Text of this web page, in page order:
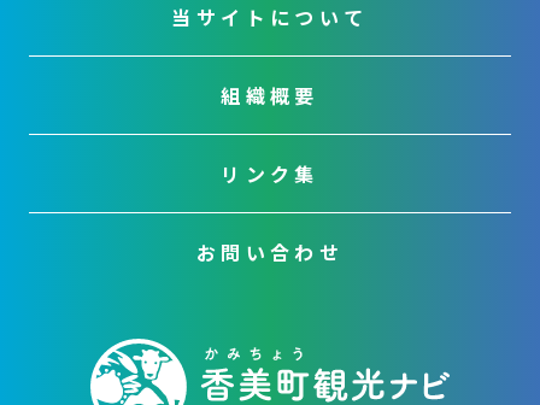
当サイトについて
組織概要
リンク集
お問い合わせ